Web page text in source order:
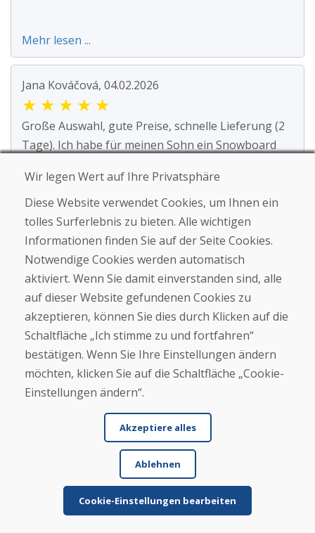
Mehr lesen ...
Jana Kováčová, 04.02.2026
★ ★ ★ ★ ★
Große Auswahl, gute Preise, schnelle Lieferung (2
Tage). Ich habe für meinen Sohn ein Snowboard
Mehr lesen ...
SK Oker, 08.01.2026
★★★ ★★
Ware wurde gut verpackt und kam zeitnah, der
Zustand war wie beschrieben
Jürgen Reinhard , 17.12.2025
Wir haben ein paar gebrauchte Ski bestellt und
innerhalb von 4 Werktagen erhalten. Sie Ski sind
Wir legen Wert auf Ihre Privatsphäre
Diese Website verwendet Cookies, um Ihnen ein
tolles Surferlebnis zu bieten. Alle wichtigen
Informationen finden Sie auf der Seite Cookies.
Notwendige Cookies werden automatisch
aktiviert. Wenn Sie damit einverstanden sind, alle
auf dieser Website gefundenen Cookies zu
akzeptieren, können Sie dies durch Klicken auf die
Schaltfläche „Ich stimme zu und fortfahren“
bestätigen. Wenn Sie Ihre Einstellungen ändern
möchten, klicken Sie auf die Schaltfläche „Cookie-
Einstellungen ändern“.
Akzeptiere alles
Ablehnen
Cookie-Einstellungen bearbeiten